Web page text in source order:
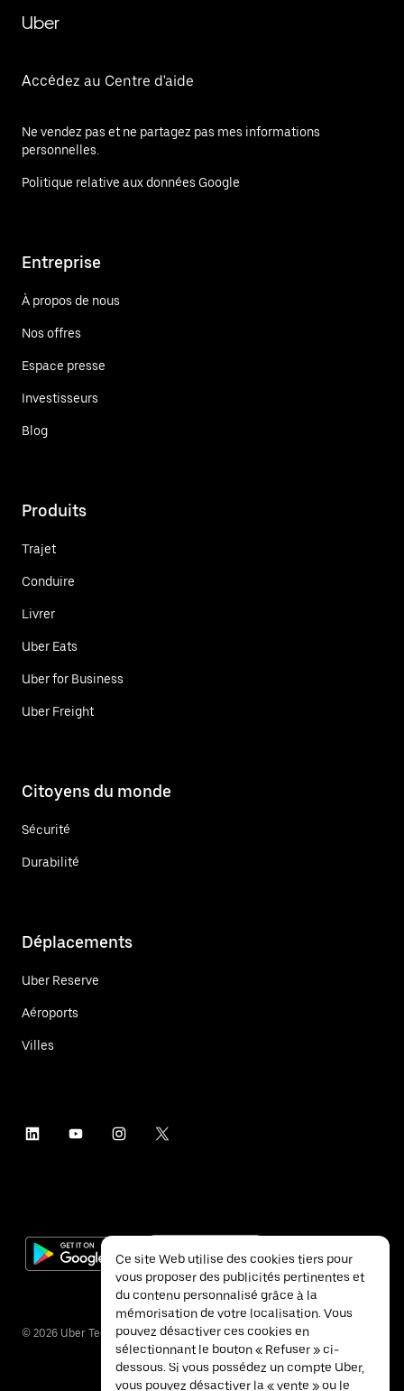
Uber
Accédez au Centre d'aide
Ne vendez pas et ne partagez pas mes informations
personnelles.
Politique relative aux données Google
Entreprise
À propos de nous
Nos offres
Espace presse
Investisseurs
Blog
Produits
Trajet
Conduire
Livrer
Uber Eats
Uber for Business
Uber Freight
Citoyens du monde
Sécurité
Durabilité
Déplacements
Uber Reserve
Aéroports
Villes
© 2026 Uber Technologies Inc.
Ce site Web utilise des cookies tiers pour
vous proposer des publicités pertinentes et
du contenu personnalisé grâce à la
mémorisation de votre localisation. Vous
pouvez désactiver ces cookies en
sélectionnant le bouton « Refuser » ci-
dessous. Si vous possédez un compte Uber,
vous pouvez désactiver la « vente » ou le